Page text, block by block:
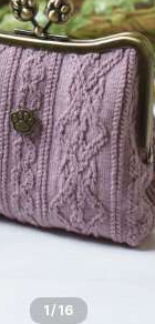
1/16